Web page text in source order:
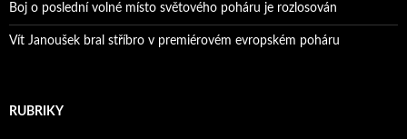
Boj o poslední volné místo světového poháru je rozlosován
Vít Janoušek bral stříbro v premiérovém evropském poháru
RUBRIKY